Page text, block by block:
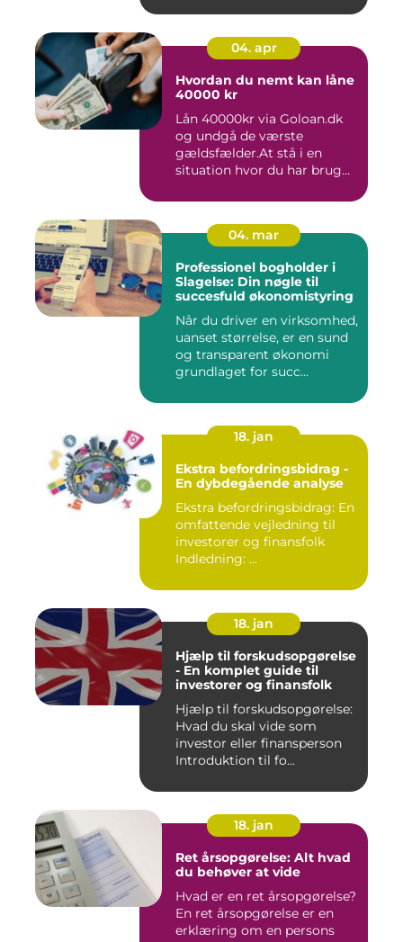
04. apr
Hvordan du nemt kan låne
40000 kr
Lån 40000kr via Goloan.dk
og undgå de værste
gældsfælder.At stå i en
situation hvor du har brug
04. mar
Professionel bogholder i
Slagelse: Din nøgle til
succesfuld økonomistyring
Når du driver en virksomhed,
uanset størrelse, er en sund
og transparent økonomi
grundlaget for succ...
18. jan
Ekstra befordringsbidrag -
En dybdegående analyse
Ekstra befordringsbidrag: En
omfattende vejledning til
investorer og finansfolk
Indledning: ...
18. jan
Hjælp til forskudsopgørelse
- En komplet guide til
investorer og finansfolk
Hjælp til forskudsopgørelse:
Hvad du skal vide som
investor eller finansperson
Introduktion til fo...
18. jan
Ret årsopgørelse: Alt hvad
du behøver at vide
Hvad er en ret årsopgørelse?
En ret årsopgørelse er en
erklæring om en persons